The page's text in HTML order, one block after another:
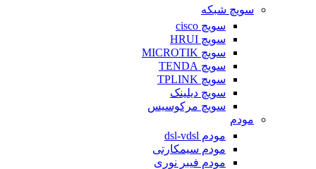
سویچ شبکه
سویچ cisco
سویچ HRUI
سویچ MICROTIK
سویچ TENDA
سویچ TPLINK
سویچ دیلینک
سویچ مرکوسیس
مودم
مودم dsl-vdsl
مودم سیمکارتی
مودم فیبر نوری